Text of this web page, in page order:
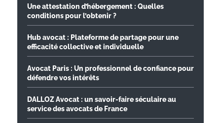
Une attestation d’hébergement : Quelles
conditions pour l’obtenir ?
Hub avocat : Plateforme de partage pour une
efficacité collective et individuelle
Avocat Paris : Un professionnel de confiance pour
défendre vos intérêts
DALLOZ Avocat : un savoir-faire séculaire au
service des avocats de France